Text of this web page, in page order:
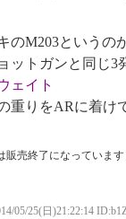
のM203というの
ットガンと同じ3
ェイト
重りをARに着け
販売終了になっています
05/25(日)21:22:14